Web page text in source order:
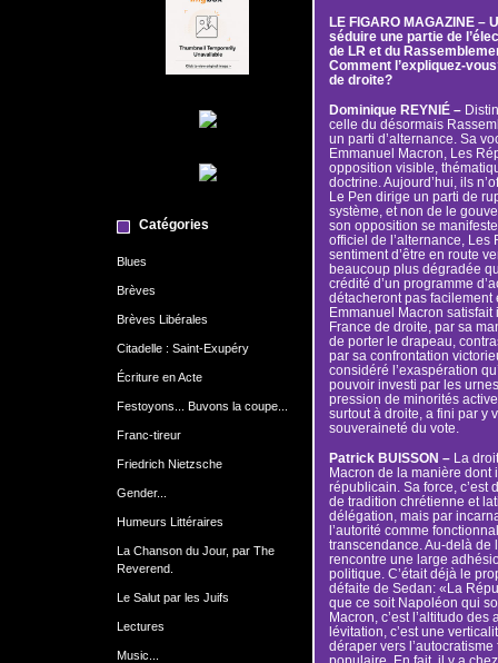
Catégories
Blues
Brèves
Brèves Libérales
Citadelle : Saint-Exupéry
Écriture en Acte
Festoyons... Buvons la coupe...
Franc-tireur
Friedrich Nietzsche
Gender...
Humeurs Littéraires
La Chanson du Jour, par The
Reverend.
Le Salut par les Juifs
Lectures
Music...
LE FIGARO MAGAZINE –
séduire une partie de
de LR et du
Comment l’expliquez-
de droite?
Dominique REYNIÉ –
celle du désormais
un parti d’alternance. Sa
Emmanuel Macron, Les
opposition visible,
doctrine. Aujourd’hui, ils
Le Pen dirige un parti de
système, et non de le
son opposition se
officiel de l’alternance,
sentiment d’être en route
beaucoup plus dégradée
crédité d’un programme
détacheront pas facilement
Emmanuel Macron
France de droite, par sa
de porter le drapeau,
par sa confrontation
considéré l’exaspération
pouvoir investi par les
pression de minorités
surtout à droite, a fini par y
souveraineté du vote.
Patrick BUISSON –La
Macron de la manière dont
républicain. Sa force, c’est
de tradition chrétienne et
délégation, mais par
l’autorité comme
transcendance. Au-delà de
rencontre une large
politique. C’était déjà le
défaite de Sedan: «La
que ce soit Napoléon qui
Macron, c’est l’altitudo
lévitation, c’est une
déraper vers